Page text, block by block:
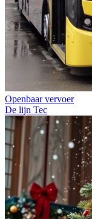
Openbaar vervoer
De lijn Tec